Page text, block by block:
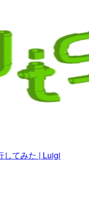
してみた | Luigi